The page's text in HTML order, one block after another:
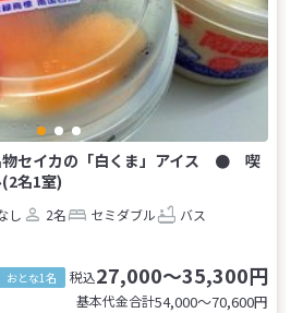
物セイカの「白くま」アイス ● 喫
名1室)
し 2名 セミダブル
バス
おとな1名 税込27,000～35,300円
基本代金合計54,000〜70,600円